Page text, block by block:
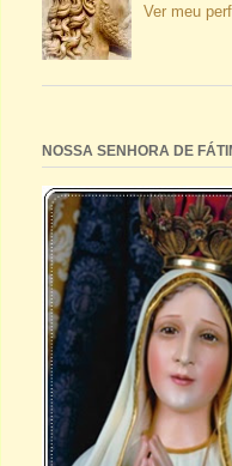
Ver meu
NOSSA SENHORA DE